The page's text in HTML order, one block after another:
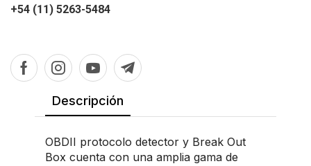
+54 (11) 5263-5484
Descripción
OBDII protocolo detector y Break Out
Box cuenta con una amplia gama de